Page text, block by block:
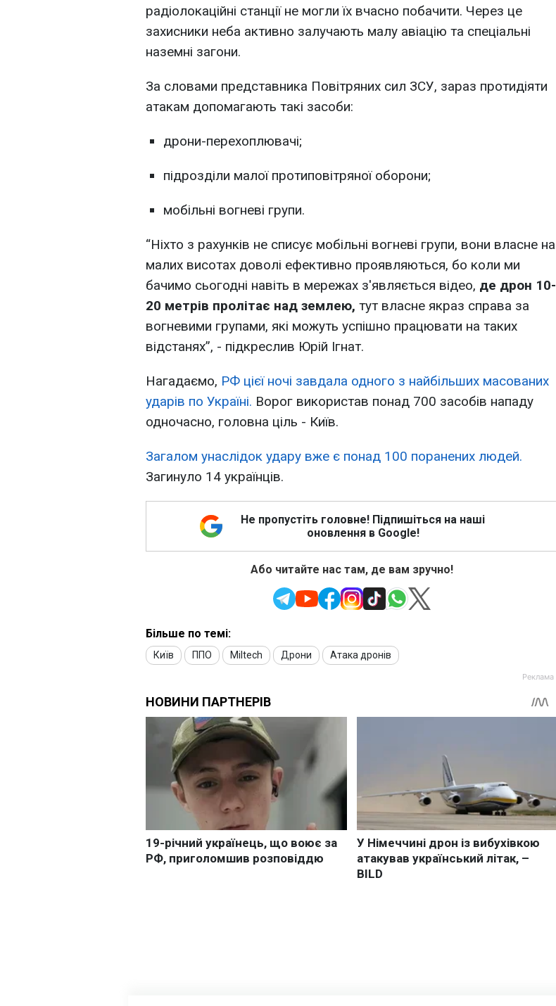
радіолокаційні станції не могли їх вчасно побачити. Через це
захисники неба активно залучають малу авіацію та спеціальні
наземні загони.
За словами представника Повітряних сил ЗСУ, зараз протидіяти
атакам допомагають такі засоби:
дрони-перехоплювачі;
підрозділи малої протиповітряної оборони;
мобільні вогневі групи.
“Ніхто з рахунків не списує мобільні вогневі групи, вони власне на
малих висотах доволі ефективно проявляються, бо коли ми
бачимо сьогодні навіть в мережах з'являється відео, де дрон 10-
20 метрів пролітає над землею, тут власне якраз справа за
вогневими групами, які можуть успішно працювати на таких
відстанях”, - підкреслив Юрій Ігнат.
Нагадаємо, РФ цієї ночі завдала одного з найбільших масованих
ударів по Україні. Ворог використав понад 700 засобів нападу
одночасно, головна ціль - Київ.
Загалом унаслідок удару вже є понад 100 поранених людей.
Загинуло 14 українців.
Не пропустіть головне! Підпишіться на наші
оновлення в Google!
Або читайте нас там, де вам зручно!
Більше по темі:
Київ ППО Miltech Дрони Атака дронів